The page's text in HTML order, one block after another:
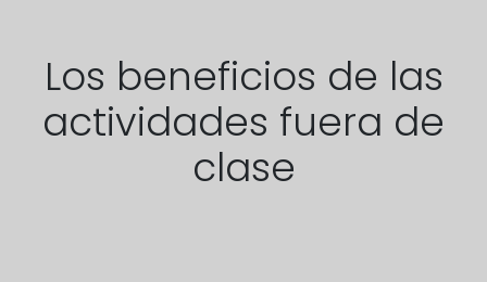
Los beneficios de las
actividades fuera de
clase